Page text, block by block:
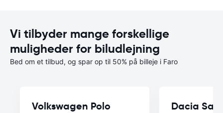
Vi tilbyder mange forskellige
muligheder for biludlejning
Bed om et tilbud, og spar op til 50% på billeje i Faro
Volkswagen Polo